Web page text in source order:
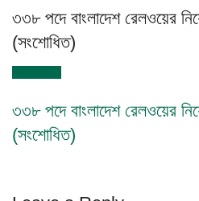
৩৩৮ পদে বাংলাদেশ রেলওয়ের
(সংশোধিত)
৩৩৮ পদে বাংলাদেশ রেলওয়ের
(সংশোধিত)